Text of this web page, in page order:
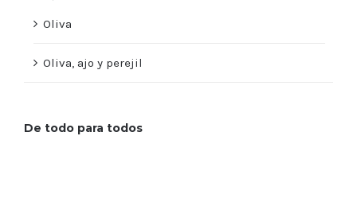
Oliva
Oliva, ajo y perejil
De todo para todos